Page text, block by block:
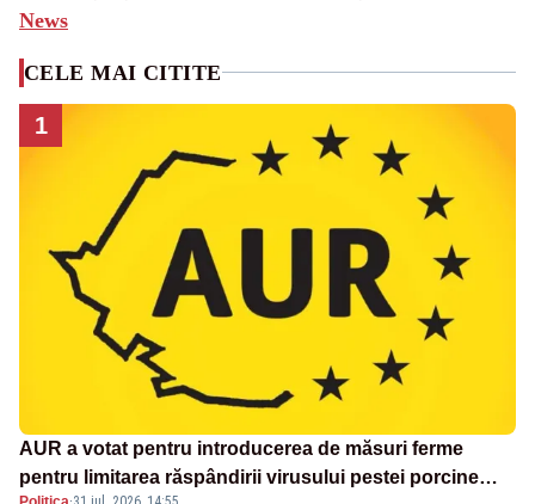
News
CELE MAI CITITE
1
AUR a votat pentru introducerea de măsuri ferme
pentru limitarea răspândirii virusului pestei porcine